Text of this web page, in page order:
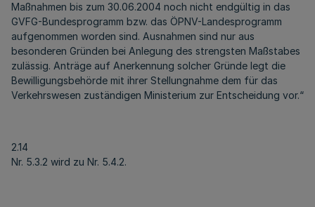
Maßnahmen bis zum 30.06.2004 noch nicht endgültig in das
GVFG-Bundesprogramm bzw. das ÖPNV-Landesprogramm
aufgenommen worden sind. Ausnahmen sind nur aus
besonderen Gründen bei Anlegung des strengsten Maßstabes
zulässig. Anträge auf Anerkennung solcher Gründe legt die
Bewilligungsbehörde mit ihrer Stellungnahme dem für das
Verkehrswesen zuständigen Ministerium zur Entscheidung vor.“
2.14
Nr. 5.3.2 wird zu Nr. 5.4.2.